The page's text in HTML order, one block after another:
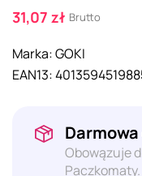
31,07 zł Brutto
Marka:GOKI
EAN13:
Obowązuje
Paczkomaty.